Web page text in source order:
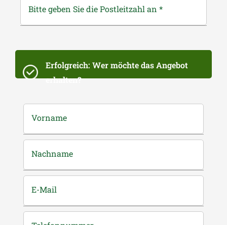
Bitte geben Sie die Postleitzahl an *
Erfolgreich: Wer möchte das Angebot
erhalten?
Vorname
Nachname
E-Mail